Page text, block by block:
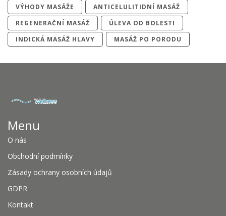
VÝHODY MASÁŽE
ANTICELULITIDNÍ MASÁŽ
REGENERAČNÍ MASÁŽ
ÚLEVA OD BOLESTI
INDICKÁ MASÁŽ HLAVY
MASÁŽ PO PORODU
Menu
O nás
Obchodní podmínky
Zásady ochrany osobních údajů
GDPR
Kontakt